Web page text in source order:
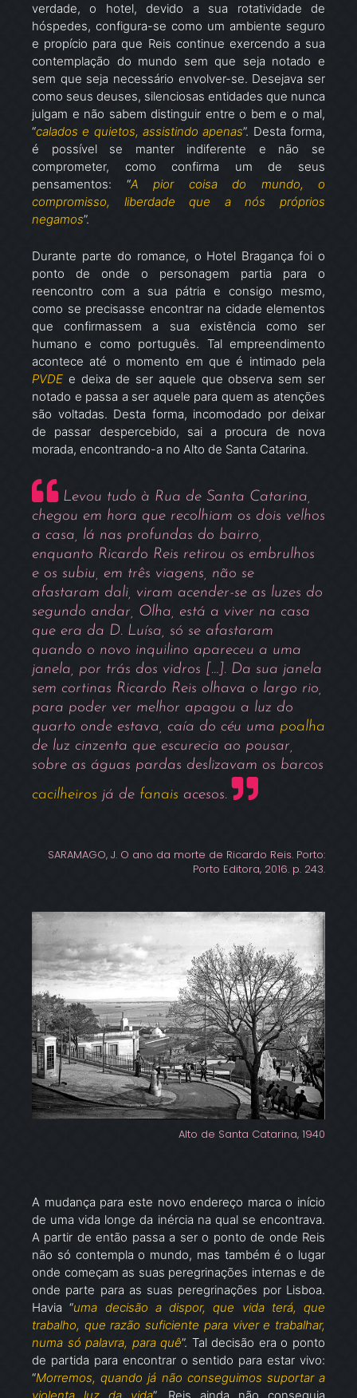
verdade, o hotel, devido a sua rotatividade de
hóspedes, configura-se como um ambiente seguro
e propício para que Reis continue exercendo a sua
contemplação do mundo sem que seja notado e
sem que seja necessário envolver-se. Desejava ser
como seus deuses, silenciosas entidades que nunca
julgam e não sabem distinguir entre o bem e o mal,
“calados e quietos, assistindo apenas”. Desta forma,
é possível se manter indiferente e não se
comprometer, como confirma um de seus
pensamentos: “A pior coisa do mundo, o
compromisso, liberdade que a nós próprios
negamos”.
Durante parte do romance, o Hotel Bragança foi o
ponto de onde o personagem partia para o
reencontro com a sua pátria e consigo mesmo,
como se precisasse encontrar na cidade elementos
que confirmassem a sua existência como ser
humano e como português. Tal empreendimento
acontece até o momento em que é intimado pela
PVDE e deixa de ser aquele que observa sem ser
notado e passa a ser aquele para quem as atenções
são voltadas. Desta forma, incomodado por deixar
de passar despercebido, sai a procura de nova
morada, encontrando-a no Alto de Santa Catarina.
Levou tudo à Rua de Santa Catarina,
chegou em hora que recolhiam os dois velhos
a casa, lá nas profundas do bairro,
enquanto Ricardo Reis retirou os embrulhos
e os subiu, em três viagens, não se
afastaram dali, viram acender-se as luzes do
segundo andar, Olha, está a viver na casa
que era da D. Luísa, só se afastaram
quando o novo inquilino apareceu a uma
janela, por trás dos vidros […]. Da sua janela
sem cortinas Ricardo Reis olhava o largo rio,
para poder ver melhor apagou a luz do
quarto onde estava, caía do céu uma poalha
de luz cinzenta que escurecia ao pousar,
sobre as águas pardas deslizavam os barcos
cacilheiros já de fanais acesos.
SARAMAGO, J. O ano da morte de Ricardo Reis. Porto:
Porto Editora, 2016. p. 243.
Alto de Santa Catarina, 1940
A mudança para este novo endereço marca o início
de uma vida longe da inércia na qual se encontrava.
A partir de então passa a ser o ponto de onde Reis
não só contempla o mundo, mas também é o lugar
onde começam as suas peregrinações internas e de
onde parte para as suas peregrinações por Lisboa.
Havia “uma decisão a dispor, que vida terá, que
trabalho, que razão suficiente para viver e trabalhar,
numa só palavra, para quê”. Tal decisão era o ponto
de partida para encontrar o sentido para estar vivo:
“Morremos, quando já não conseguimos suportar a